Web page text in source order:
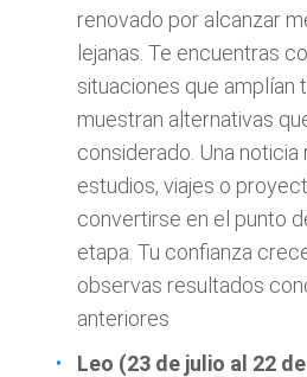
renovado por alcanzar
lejanas. Te encuentras
situaciones que amplían
muestran alternativas
considerado. Una noticia
estudios, viajes o
convertirse en el punto
etapa. Tu confianza
observas resultados
anteriores
Leo (23 de julio al 22